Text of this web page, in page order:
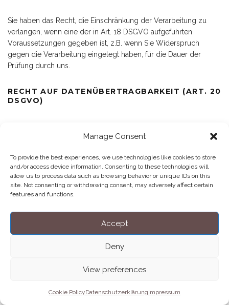
Manage Consent
To provide the best experiences, we use technologies like cookies to store
and/or access device information. Consenting to these technologies will
allow us to process data such as browsing behavior or unique IDs on this
site. Not consenting or withdrawing consent, may adversely affect certain
features and functions.
Accept
Deny
View preferences
Cookie PolicyDatenschutzerklärungImpressum
Sie haben das Recht, die Einschränkung der Verarbeitung zu
verlangen, wenn eine der in Art. 18 DSGVO aufgeführten
Voraussetzungen gegeben ist, z.B. wenn Sie Widerspruch
gegen die Verarbeitung eingelegt haben, für die Dauer der
Prüfung durch uns.
RECHT AUF DATENÜBERTRAGBARKEIT (ART. 20
DSGVO)
aufgeführt werden, haben Sie das Recht, die Sie betreffenden
und maschinenlesbaren Format zu erhalten bzw. die
Übermittlung dieser Daten an einen Dritten zu verlangen.
WIDERSPRUCHSRECHT (ART. 21 DSGVO)
Werden Daten auf Grundlage von Art. 6 Abs. 1 lit. f erhoben
(Datenverarbeitung zur Wahrung berechtigter Interessen), steht
Ihnen das Recht zu, aus Gründen, die sich aus Ihrer besonderen
Widerspruch einzulegen. Wir verarbeiten die
liegen nachweisbar zwingende schutzwürdige Gründe für die